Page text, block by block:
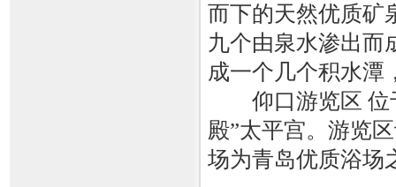
而下的天然优质矿
九个由泉水渗出而
成一个几个积水潭
仰口游览区 位
殿”太平宫。游览
场为青岛优质浴场